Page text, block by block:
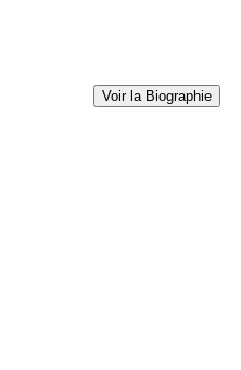
Voir la Biographie